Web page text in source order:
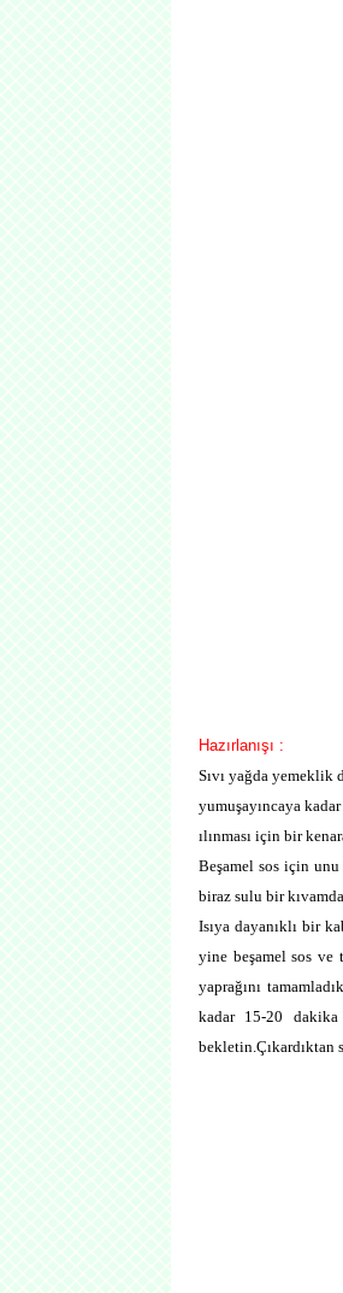
Hazırlanışı :
Sıvı yağda yemeklik
yumuşayıncaya
ılınması için bir
Beşamel sos için unu
biraz sulu bir
Isıya dayanıklı bir
yine beşamel sos ve
yaprağını
kadar 15-20 dakika
bekletin.Çıkardıktan